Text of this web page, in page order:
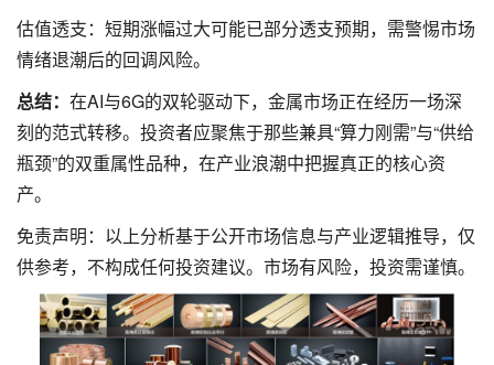
估值透支：短期涨幅过大可能已部分透支预期，需警惕市场
情绪退潮后的回调风险。
总结： 在AI与6G的双轮驱动下，金属市场正在经历一场深
刻的范式转移。投资者应聚焦于那些兼具“算力刚需”与“供给
瓶颈”的双重属性品种，在产业浪潮中把握真正的核心资
产。
免责声明：以上分析基于公开市场信息与产业逻辑推导，仅
供参考，不构成任何投资建议。市场有风险，投资需谨慎。